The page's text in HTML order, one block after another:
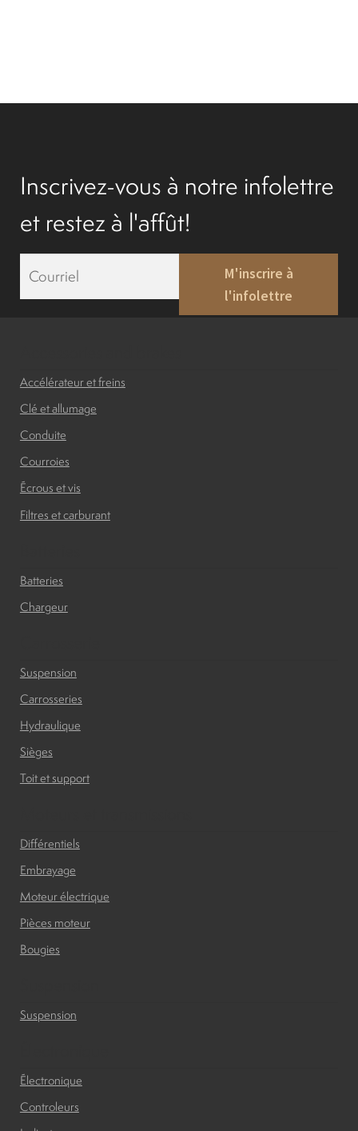
Inscrivez-vous à notre infolettre
et restez à l'affût!
m
a
M'inscrire à
l'infolettre
Accélérateur et freins
Clé et allumage
Conduite
Courroies
Écrous et vis
Filtres et carburant
Batteries
Chargeur
Suspension
Carrosseries
Hydraulique
Sièges
Toit et support
Différentiels
Embrayage
Moteur électrique
Pièces moteur
Bougies
Suspension
Électronique
Controleurs